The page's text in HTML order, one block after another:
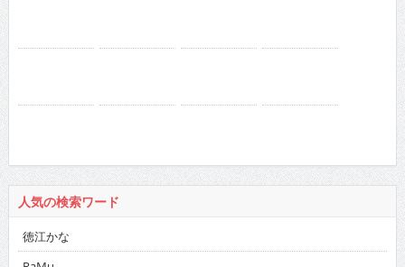
人気の検索ワード
徳江かな